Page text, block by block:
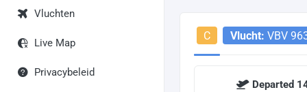
Vluchten
Live Map
Privacybeleid
C Vlucht: VBV
Departed